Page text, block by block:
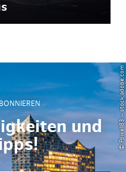
und
© Powell83 – stock.adobe.com